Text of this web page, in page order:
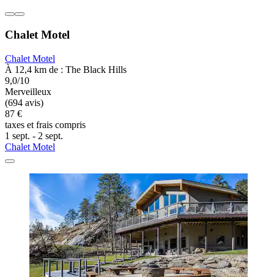
Chalet Motel
Chalet Motel
À 12,4 km de : The Black Hills
9,0/10
Merveilleux
(694 avis)
87 €
taxes et frais compris
1 sept. - 2 sept.
Chalet Motel